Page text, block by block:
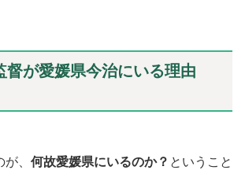
が愛媛県今治にいる理由
、 何故愛媛県にいるのか？ ということ